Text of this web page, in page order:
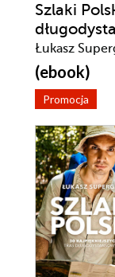
Szlaki
Łukasz
(ebook)
Promocja